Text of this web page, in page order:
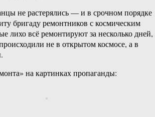
не растерялись — и в срочном порядке
бригаду ремонтников с космическим
лихо всё ремонтируют за несколько дней,
не в открытом космосе, а в
на картинках пропаганды: